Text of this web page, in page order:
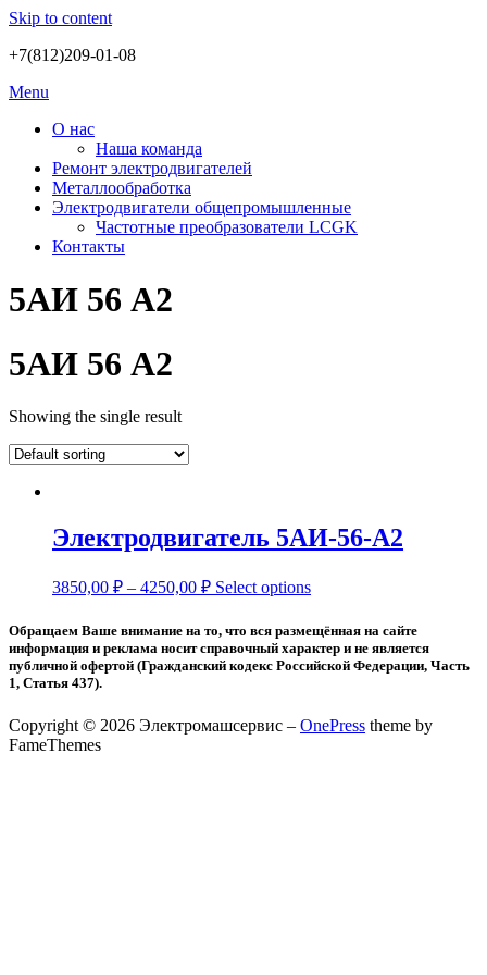
Skip to content
+7(812)209-01-08
Menu
О нас
Наша команда
Ремонт электродвигателей
Металлообработка
Электродвигатели общепромышленные
Частотные преобразователи LCGK
Контакты
5АИ 56 А2
5АИ 56 А2
Showing the single result
Электродвигатель 5АИ-56-A2
3850,00 ₽ – 4250,00 ₽ Select options
Обращаем Ваше внимание на то, что вся размещённая на сайте
информация и реклама носит справочный характер и не является
публичной офертой (Гражданский кодекс Российской Федерации, Часть
1, Статья 437).
Copyright © 2026 Электромашсервис – OnePress theme by
FameThemes